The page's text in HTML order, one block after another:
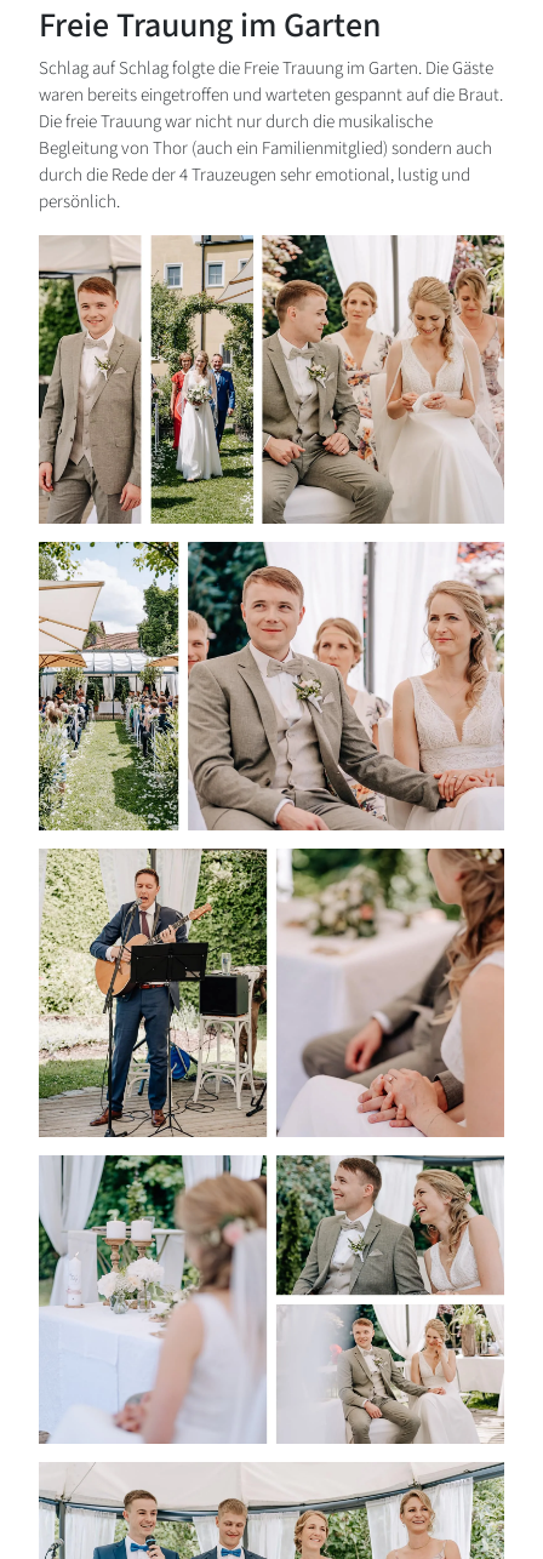
Freie Trauung im Garten
Schlag auf Schlag folgte die Freie Trauung im Garten. Die Gäste
waren bereits eingetroffen und warteten gespannt auf die Braut.
Die freie Trauung war nicht nur durch die musikalische
Begleitung von Thor (auch ein Familienmitglied) sondern auch
durch die Rede der 4 Trauzeugen sehr emotional, lustig und
persönlich.